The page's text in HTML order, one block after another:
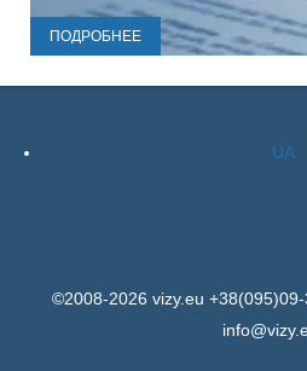
ПОДРОБНЕЕ
UA
©2008-2026 vizy.eu